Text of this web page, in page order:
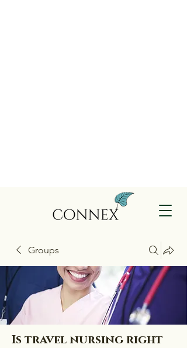
Groups
Is travel nursing right